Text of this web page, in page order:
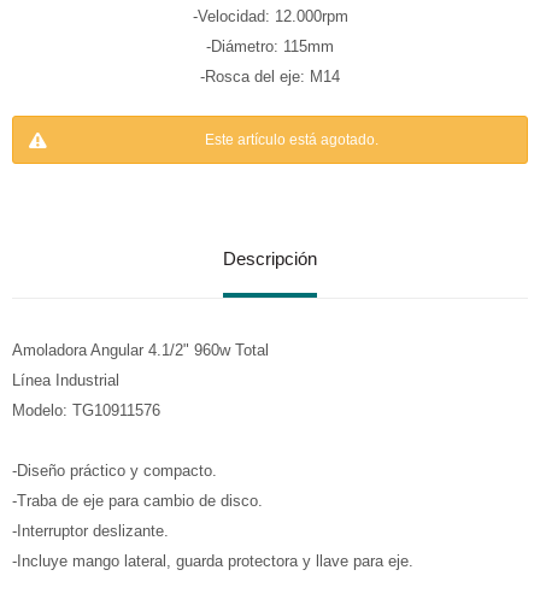
-Velocidad: 12.000rpm
-Diámetro: 115mm
-Rosca del eje: M14
Este artículo está agotado.
Descripción
Amoladora Angular 4.1/2" 960w Total
Línea Industrial
Modelo: TG10911576
-Diseño práctico y compacto.
-Traba de eje para cambio de disco.
-Interruptor deslizante.
-Incluye mango lateral, guarda protectora y llave para eje.